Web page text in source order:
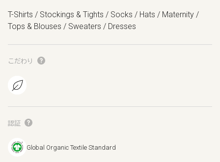
T-Shirts / Stockings & Tights / Socks / Hats / Maternity /
Tops & Blouses / Sweaters / Dresses
こだわり
認証
Global Organic Textile Standard